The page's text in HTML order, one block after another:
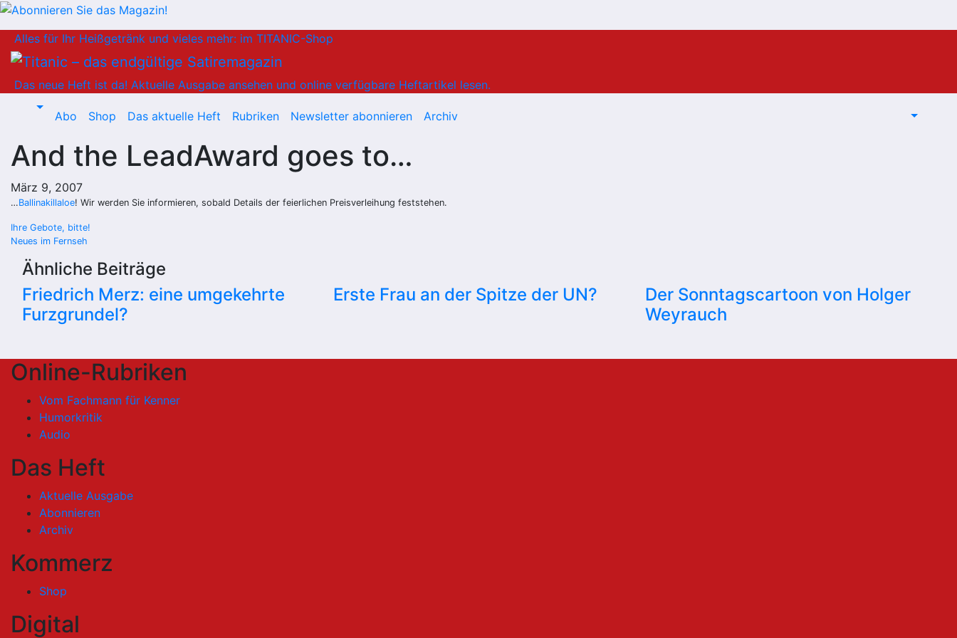
Inhalt
springen
Alles für Ihr Heißgetränk und vieles mehr: im TITANIC-Shop
Das neue Heft ist da! Aktuelle Ausgabe ansehen und online verfügbare Heftartikel lesen.
Abo Shop Das aktuelle Heft Rubriken Newsletter abonnieren Archiv
And the LeadAward goes to…
März 9, 2007
…Ballinakillaloe! Wir werden Sie informieren, sobald Details der feierlichen Preisverleihung feststehen.
Beitragsnavigation
Ihre Gebote, bitte!
Neues im Fernseh
Ähnliche Beiträge
Friedrich Merz: eine umgekehrte
Furzgrundel?
Erste Frau an der Spitze der UN?
Der Sonntagscartoon von Holger
Weyrauch
Online-Rubriken
Vom Fachmann für Kenner
Humorkritik
Audio
Das Heft
Aktuelle Ausgabe
Abonnieren
Archiv
Kommerz
Shop
Digital